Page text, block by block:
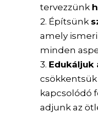
tervezzünk
2. Építsünk
amely
minden
3. Edukáljuk
kapcsolódó
adjunk az